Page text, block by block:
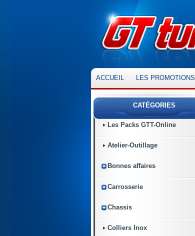
ACCUEIL LES PROMOTIONS
CATÉGORIES
Les Packs GTT-Online
Atelier-Outillage
Bonnes affaires
Carrosserie
Chassis
Colliers Inox